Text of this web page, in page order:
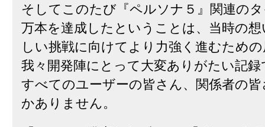
そしてこのたび『ペルソナ５』関連の
万本を達成したということは、当時の
しい挑戦に向けてより力強く進むため
我々開発陣にとって大変ありがたい記録
すべてのユーザーの皆さん、関係者の
かありません。